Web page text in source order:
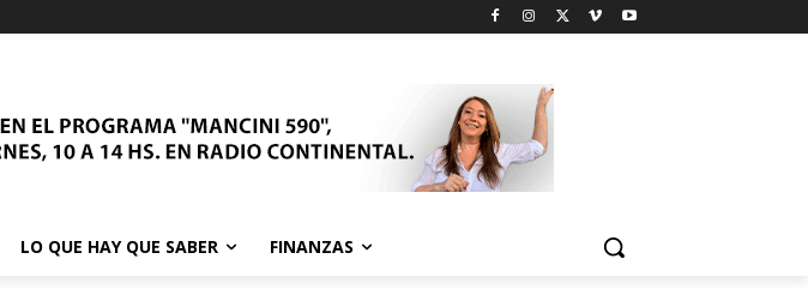
LO QUE HAY QUE SABER FINANZAS